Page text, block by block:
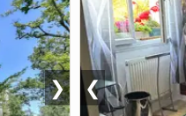
❯ ❮